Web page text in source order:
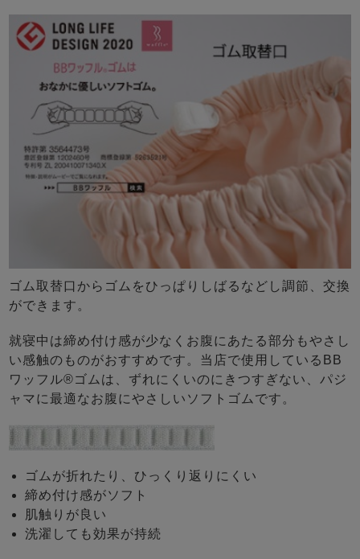
ゴム取替口からゴムをひっぱりしばるなどし調節、交換
ができます。
就寝中は締め付け感が少なくお腹にあたる部分もやさし
い感触のものがおすすめです。当店で使用しているBB
ワッフル®ゴムは、ずれにくいのにきつすぎない、パジ
ャマに最適なお腹にやさしいソフトゴムです。
ゴムが折れたり、ひっくり返りにくい
締め付け感がソフト
肌触りが良い
洗濯しても効果が持続